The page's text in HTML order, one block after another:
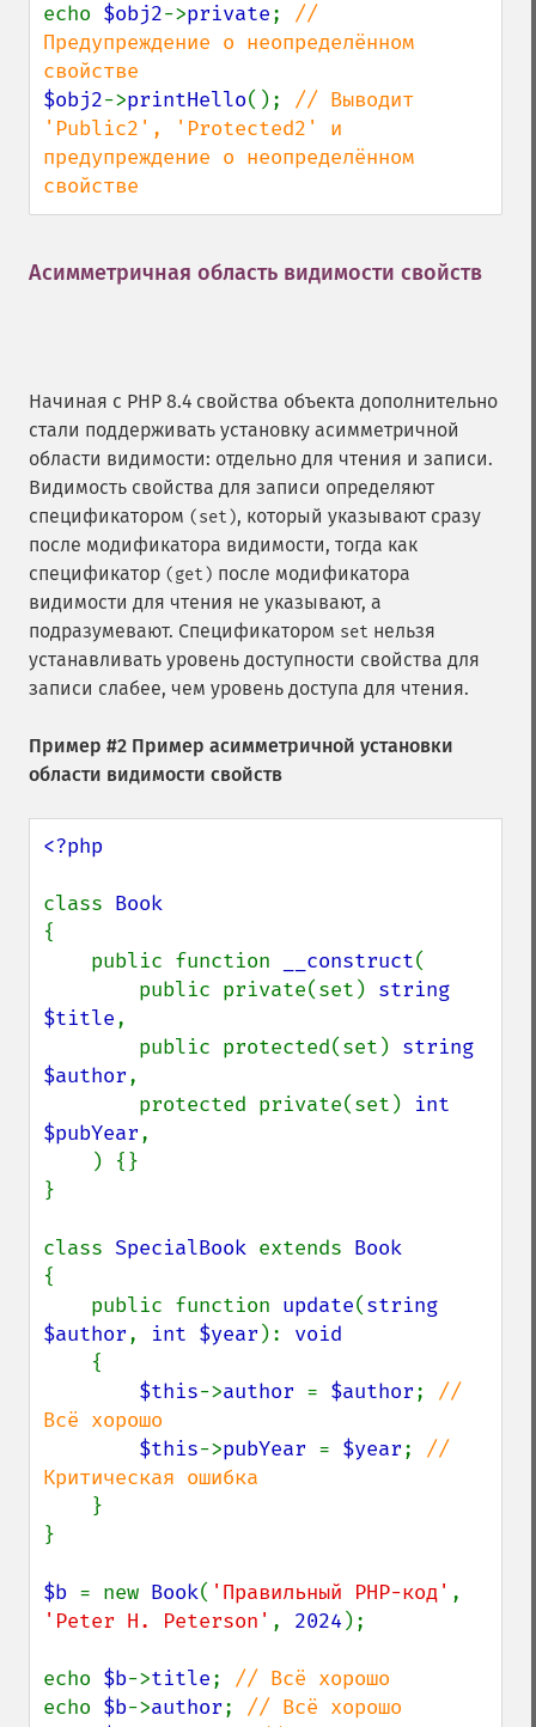
echo $obj2->private; //
Предупреждение о неопределённом
$obj2->printHello(); // Выводит
'Public2', 'Protected2' и
предупреждение о неопределённом
свойстве
Асимметричная область видимости свойств
Начиная с PHP 8.4 свойства объекта дополнительно
стали поддерживать установку асимметричной
области видимости: отдельно для чтения и записи.
Видимость свойства для записи определяют
спецификатором (set), который указывают сразу
после модификатора видимости, тогда как
спецификатор (get) после модификатора
видимости для чтения не указывают, а
подразумевают. Спецификатором set нельзя
устанавливать уровень доступности свойства для
записи слабее, чем уровень доступа для чтения.
Пример #2 Пример асимметричной установки
области видимости свойств
<?php
class
{
    public function
__construct(
        public private(set)
string
$title,
        public protected(set)
string
$author,
        protected private(set)
int
$pubYear,
}
class SpecialBook extends
{
    public function
update(string
$author, int $year ): void
{
$this->author = $author; //
Всё хорошо
$this->pubYear = $year; //
Критическая ошибка
}
}
$b = new Book( 'Правильный PHP-код'
'Peter H. Peterson' , 2024 );
echo $b->title;
echo $b->author;